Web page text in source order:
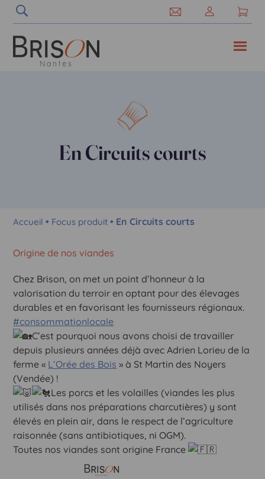
En Circuits courts
Accueil • Focus produit • En Circuits courts
Origine de nos viandes
Chez Brison, on met un point d’honneur à la
valorisation du terroir en optant pour des élevages
durables et en favorisant les fournisseurs régionaux.
#consommationlocale
C’est pourquoi nous avons choisi de travailler
depuis plusieurs années déjà avec Adrien Lorieu de la
ferme « L’Orée des Bois » à St Martin des Noyers
(Vendée) !
Les porcs et les volailles (viandes les plus
utilisés dans nos préparations charcutières) y sont
élevés en plein air, dans le respect de l’agriculture
raisonnée (sans antibiotiques, ni OGM).
Toutes nos viandes sont origine France